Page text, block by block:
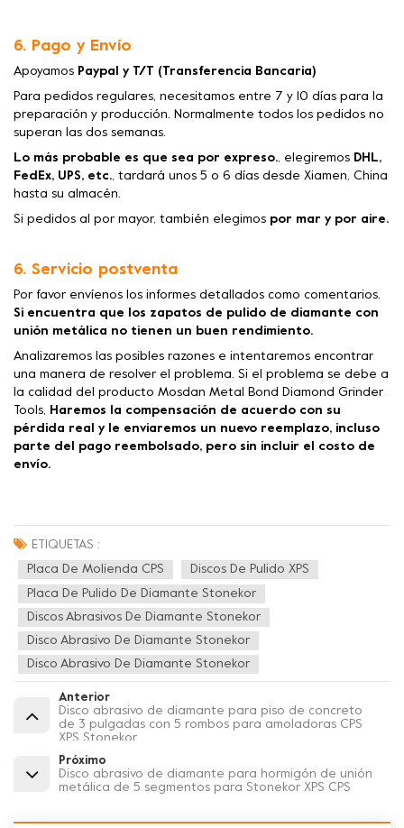
6. Pago y Envío
Apoyamos Paypal y T/T (Transferencia Bancaria)
Para pedidos regulares, necesitamos entre 7 y 10 días para la
preparación y producción. Normalmente todos los pedidos no
superan las dos semanas.
Lo más probable es que sea por expreso., elegiremos DHL,
FedEx, UPS, etc., tardará unos 5 o 6 días desde Xiamen, China
hasta su almacén.
Si pedidos al por mayor, también elegimos por mar y por aire.
6. Servicio postventa
Por favor envíenos los informes detallados como comentarios.
Si encuentra que los zapatos de pulido de diamante con
unión metálica no tienen un buen rendimiento.
Analizaremos las posibles razones e intentaremos encontrar
una manera de resolver el problema. Si el problema se debe a
la calidad del producto Mosdan Metal Bond Diamond Grinder
Tools, Haremos la compensación de acuerdo con su
pérdida real y le enviaremos un nuevo reemplazo, incluso
parte del pago reembolsado, pero sin incluir el costo de
envío.
ETIQUETAS :
Placa De Molienda CPS Discos De Pulido XPS
Placa De Pulido De Diamante Stonekor
Discos Abrasivos De Diamante Stonekor
Disco Abrasivo De Diamante Stonekor
Disco Abrasivo De Diamante Stonekor
Anterior
Disco abrasivo de diamante para piso de concreto
de 3 pulgadas con 5 rombos para amoladoras CPS
XPS Stonekor
Próximo
Disco abrasivo de diamante para hormigón de unión
metálica de 5 segmentos para Stonekor XPS CPS